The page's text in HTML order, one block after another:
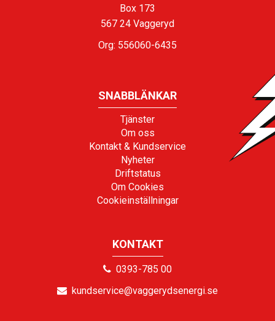
Box 173
567 24 Vaggeryd
Org: 556060-6435
SNABBLÄNKAR
Tjänster
Om oss
Kontakt & Kundservice
Nyheter
Driftstatus
Om Cookies
Cookieinställningar
KONTAKT
0393-785 00
kundservice@vaggerydsenergi.se